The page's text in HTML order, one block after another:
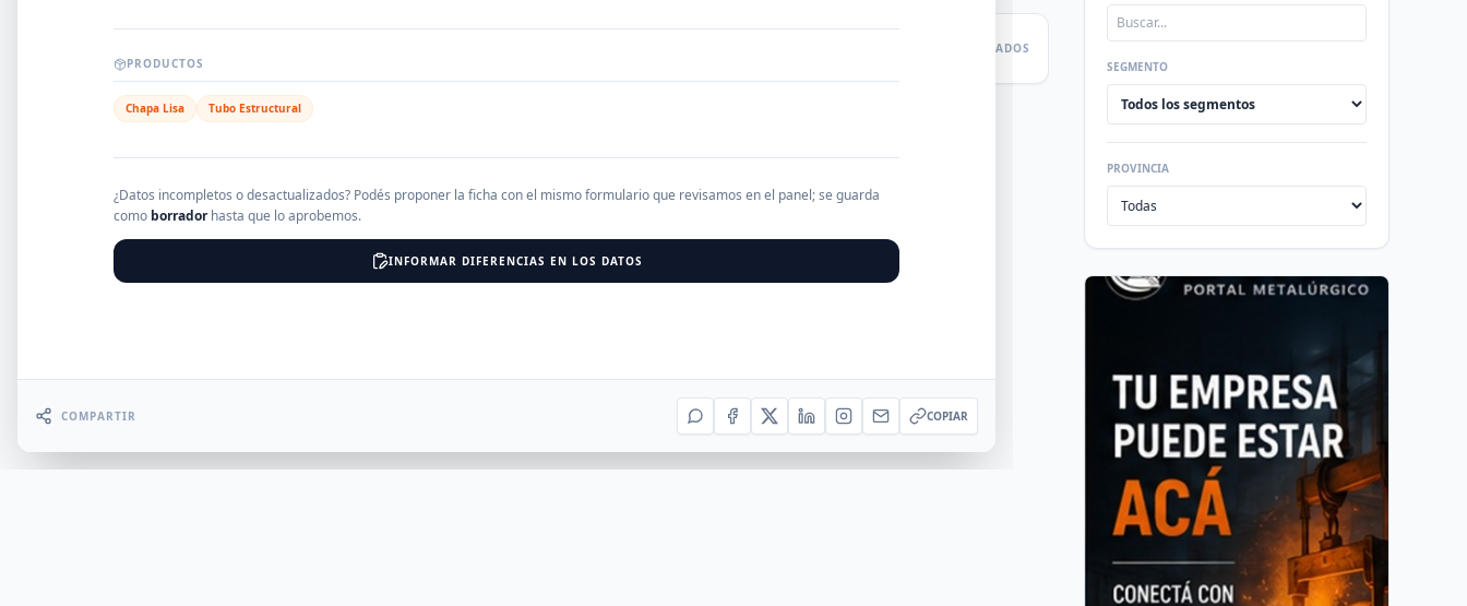
RESULTADOS
Error al cargar empresas.
SEGMENTO
PROVINCIA
PRODUCTOS
Chapa Lisa Tubo Estructural
¿Datos incompletos o desactualizados? Podés proponer la ficha con el mismo formulario que revisamos en el panel; se guarda
como borradorhasta que lo aprobemos.
INFORMAR DIFERENCIAS EN LOS DATOS
COMPARTIR COPIAR